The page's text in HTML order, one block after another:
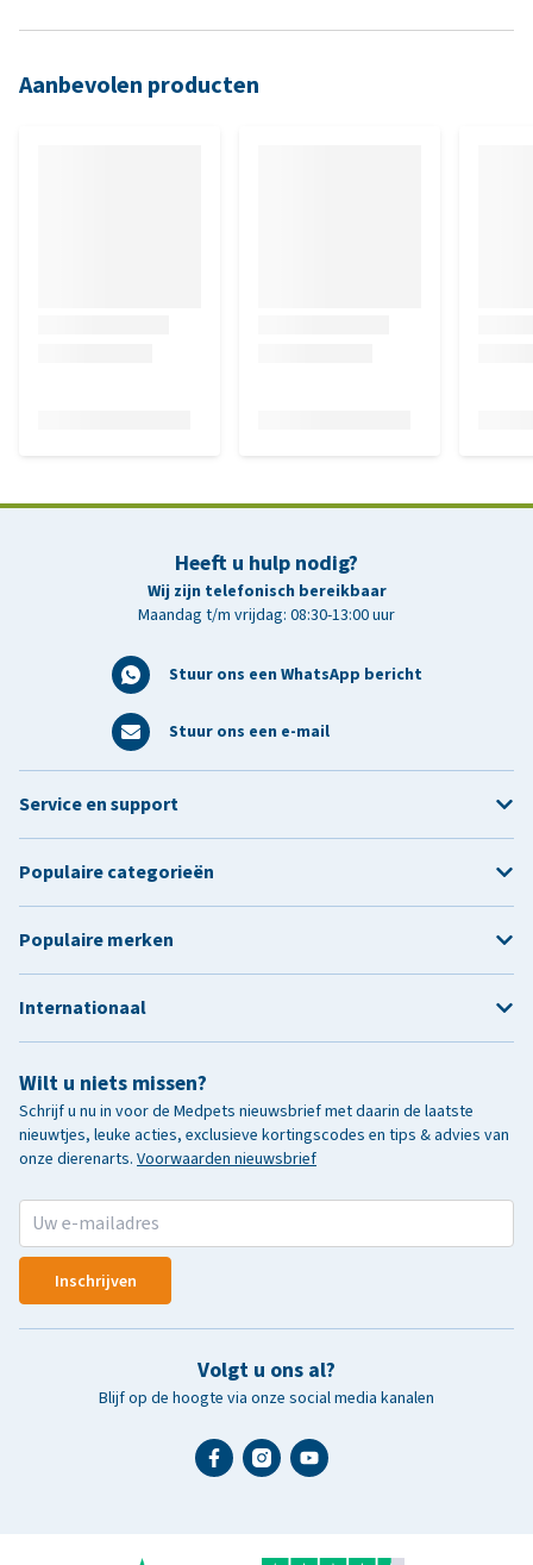
Aanbevolen producten
Heeft u hulp nodig?
Wij zijn telefonisch bereikbaar
Maandag t/m vrijdag: 08:30-13:00 uur
Stuur ons een WhatsApp bericht
Stuur ons een e-mail
Wilt u niets missen?
Schrijf u nu in voor de Medpets nieuwsbrief met daarin de laatste
nieuwtjes, leuke acties, exclusieve kortingscodes en tips & advies van
onze dierenarts. Voorwaarden nieuwsbrief
Inschrijven
Volgt u ons al?
Blijf op de hoogte via onze social media kanalen
Service en support
Populaire categorieën
Populaire merken
Internationaal